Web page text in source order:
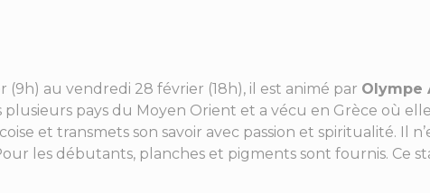
au vendredi 28 février (18h), il est animé par Olympe
plusieurs pays du Moyen Orient et a vécu en Grèce où
et transmets son savoir avec passion et spiritualité. Il
les débutants, planches et pigments sont fournis. Ce